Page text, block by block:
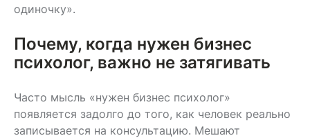
одиночку».
Почему, когда нужен бизнес
психолог, важно не затягивать
Часто мысль «нужен бизнес психолог»
появляется задолго до того, как человек реально
записывается на консультацию. Мешают